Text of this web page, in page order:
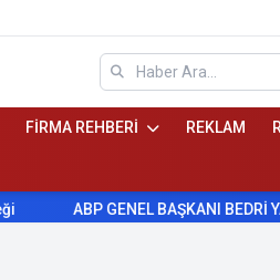
FİRMA REHBERİ REKLAM
ABP GENEL BAŞKANI BEDRİ